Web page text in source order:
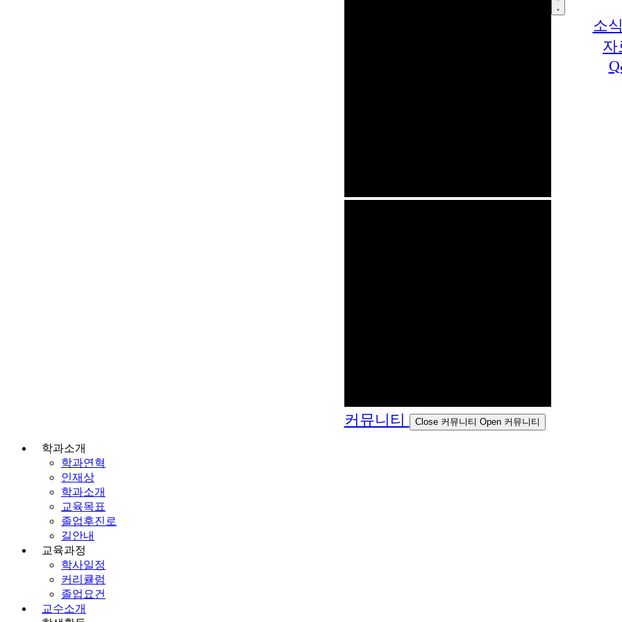
커뮤니티 Close 커뮤니티 Open 커뮤니티
소
자
학과소개
학과연혁
인재상
학과소개
교육목표
졸업후진로
길안내
교육과정
학사일정
커리큘럼
졸업요건
교수소개